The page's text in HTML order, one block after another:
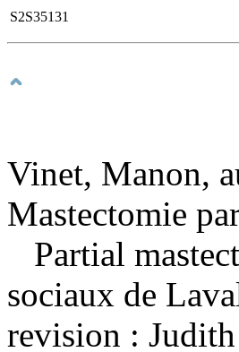
S2S35131
Vinet, Manon,
Mastectomie
Partial
sociaux de
revision :